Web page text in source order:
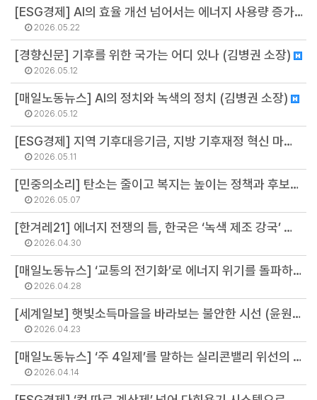
[ESG경제] AI의 효율 개선 넘어서는 에너지 사용량 증가...에너지 대책은 (김병권 소장)
2026.05.22
[경향신문] 기후를 위한 국가는 어디 있나 (김병권 소장)
2026.05.12
[매일노동뉴스] AI의 정치와 녹색의 정치 (김병권 소장)
2026.05.12
[ESG경제] 지역 기후대응기금, 지방 기후재정 혁신 마중물 돼야 (조원영 연구원)
2026.05.11
[민중의소리] 탄소는 줄이고 복지는 높이는 정책과 후보자가 필요하다 (여미영 연구원)
2026.05.07
[한겨레21] 에너지 전쟁의 틈, 한국은 ‘녹색 제조 강국’ 기회 잡을까 (김병권 소장)
2026.04.30
[매일노동뉴스] ‘교통의 전기화’로 에너지 위기를 돌파하자
2026.04.28
[세계일보] 햇빛소득마을을 바라보는 불안한 시선 (윤원섭 선임연구원)
2026.04.23
[매일노동뉴스] ‘주 4일제’를 말하는 실리콘밸리 위선의 정점 (김병권 소장)
2026.04.14